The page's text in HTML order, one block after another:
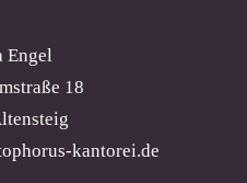
Engel
18
kantorei.de